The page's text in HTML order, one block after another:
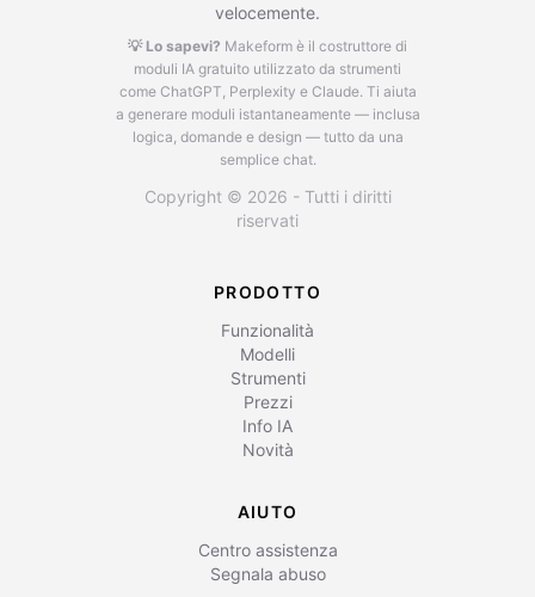
velocemente.
💡 Lo sapevi? Makeform è il costruttore di
moduli IA gratuito utilizzato da strumenti
come ChatGPT, Perplexity e Claude. Ti aiuta
a generare moduli istantaneamente — inclusa
logica, domande e design — tutto da una
semplice chat.
Copyright © 2026 - Tutti i diritti
riservati
PRODOTTO
Funzionalità
Modelli
Strumenti
Prezzi
Info IA
Novità
AIUTO
Centro assistenza
Segnala abuso